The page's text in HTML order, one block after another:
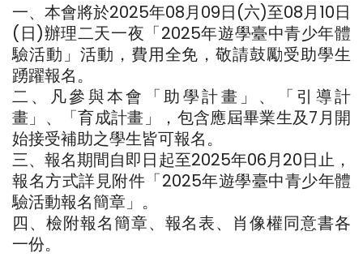
一、本會將於2025年08月09日(六)至08月10日
(日)辦理二天一夜「2025年遊學臺中青少年體
驗活動」活動，費用全免，敬請鼓勵受助學生
踴躍報名。
二、凡參與本會「助學計畫」、「引導計
畫」、「育成計畫」，包含應屆畢業生及7月開
始接受補助之學生皆可報名。
三、報名期間自即日起至2025年06月20日止，
報名方式詳見附件「2025年遊學臺中青少年體
驗活動報名簡章」。
四、檢附報名簡章、報名表、肖像權同意書各
一份。